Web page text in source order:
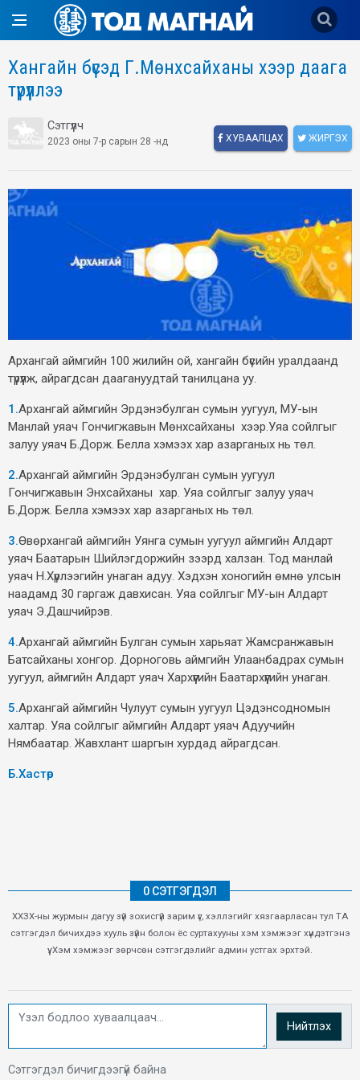
Хангайн бүсэд Г.Мөнхсайханы хээр даага
түрүүллээ
Сэтгүүлч
2023 оны 7-р сарын 28 -нд ХУВААЛЦАХ ЖИРГЭХ
Архангай аймгийн 100 жилийн ой, хангайн бүсийн уралдаанд
түрүүлж, айрагдсан даагануудтай танилцана уу.
1.Архангай аймгийн Эрдэнэбулган сумын уугуул, МУ-ын
Манлай уяач Гончигжавын Мөнхсайханы хээр.Уяа сойлгыг
залуу уяач Б.Дорж. Белла хэмээх хар азарганых нь төл.
2.Архангай аймгийн Эрдэнэбулган сумын уугуул
Гончигжавын Энхсайханы хар. Уяа сойлгыг залуу уяач
Б.Дорж. Белла хэмээх хар азарганых нь төл.
3.Өвөрхангай аймгийн Уянга сумын уугуул аймгийн Алдарт
уяач Баатарын Шийлэгдоржийн зээрд халзан. Тод манлай
уяач Н.Хүрлээгийн унаган адуу. Хэдхэн хоногийн өмнө улсын
наадамд 30 гаргаж давхисан. Уяа сойлгыг МУ-ын Алдарт
уяач Э.Дашчийрэв.
4.Архангай аймгийн Булган сумын харьяат Жамсранжавын
Батсайханы хонгор. Дорноговь аймгийн Улаанбадрах сумын
уугуул, аймгийн Алдарт уяач Хархүүгийн Баатархүүгийн унаган.
5.Архангай аймгийн Чулуут сумын уугуул Цэдэнсодномын
халтар. Уяа сойлгыг аймгийн Алдарт уяач Адуучийн
Нямбаатар. Жавхлант шаргын хурдад айрагдсан.
Б.Хастөр
0 СЭТГЭГДЭЛ
ХХЗХ-ны журмын дагуу зүй зохисгүй зарим үг, хэллэгийг хязгаарласан тул ТА
сэтгэгдэл бичихдээ хууль зүйн болон ёс суртахууны хэм хэмжээг хүндэтгэнэ
үү. Хэм хэмжээг зөрчсөн сэтгэгдэлийг админ устгах эрхтэй.
Нийтлэх
Сэтгэгдэл бичигдээгүй байна